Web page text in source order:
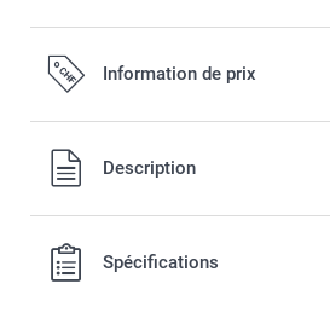
Information de prix
Tous les prix sont en francs suisses
hors frais de port.
Description
Spécifications